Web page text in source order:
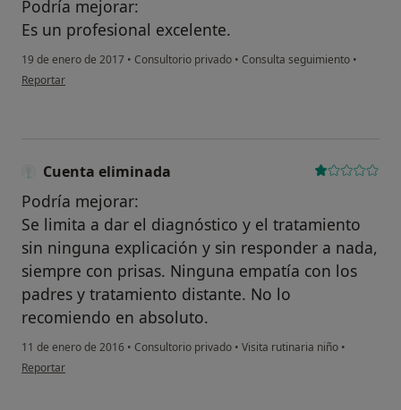
Podría mejorar:
Es un profesional excelente.
19 de enero de 2017 • Consultorio privado • Consulta seguimiento •
en opinión del usuario María del Carmen S.
Reportar
Cuenta eliminada
Podría mejorar:
Se limita a dar el diagnóstico y el tratamiento
sin ninguna explicación y sin responder a nada,
siempre con prisas. Ninguna empatía con los
padres y tratamiento distante. No lo
recomiendo en absoluto.
11 de enero de 2016 • Consultorio privado • Visita rutinaria niño •
en opinión del usuario Cuenta eliminada
Reportar